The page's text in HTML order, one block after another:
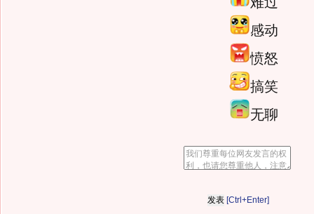
感动
愤怒
搞笑
无聊
[Ctrl+Enter]